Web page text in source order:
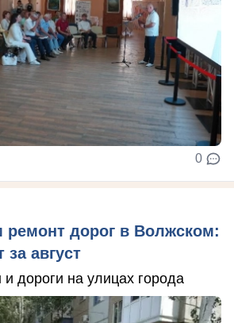
0
ремонт дорог в Волжском:
август
дороги на улицах города